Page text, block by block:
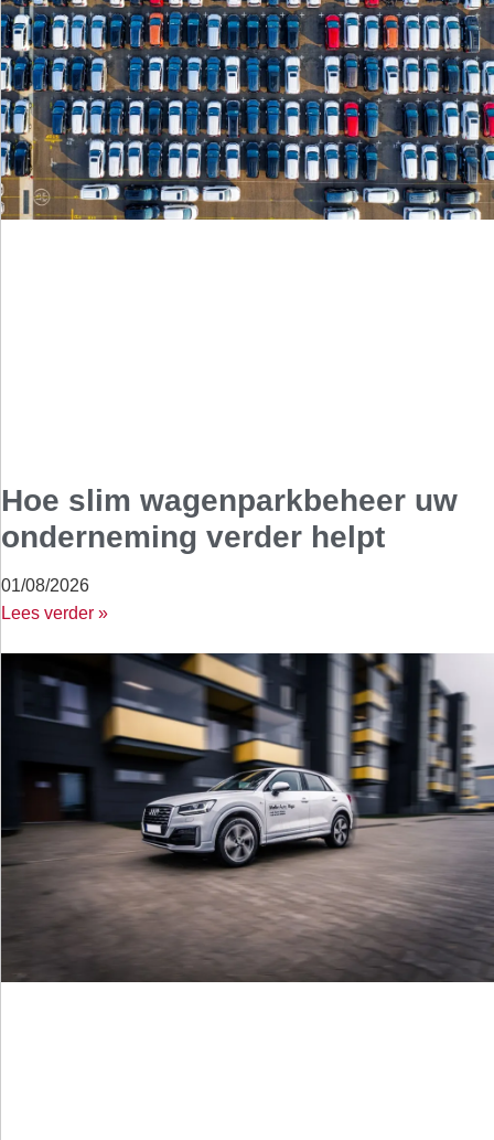
Hoe slim wagenparkbeheer uw
onderneming verder helpt
01/08/2026
Lees verder »